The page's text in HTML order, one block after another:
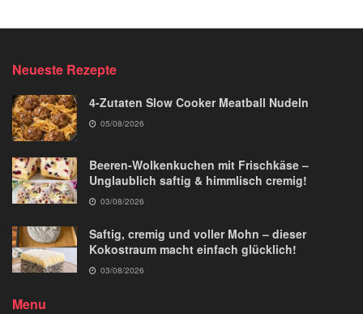
Neueste Rezepte
4-Zutaten Slow Cooker Meatball Nudeln
05/08/2026
Beeren-Wolkenkuchen mit Frischkäse –
Unglaublich saftig & himmlisch cremig!
03/08/2026
Saftig, cremig und voller Mohn – dieser
Kokostraum macht einfach glücklich!
03/08/2026
Menu